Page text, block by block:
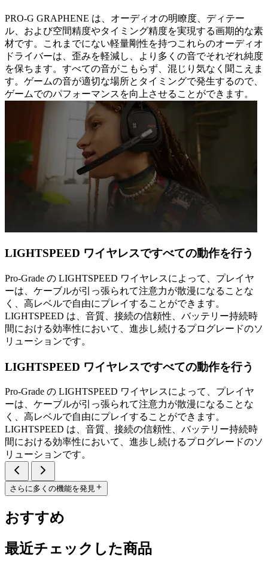
PRO-G GRAPHENE は、オーディオの明瞭度、ディテー
ル、および空間精度やタイミング精度を実現する画期的な素
材です。これまでにない軽量剛性を持つこれらのオーディオ
ドライバーは、歪みを軽減し、より多くの音でそれぞれ純度
を保ちます。すべての音がこもらず、混じり気なく聞こえま
す。ゲームの音が適切な場所とタイミングで発生するので、
ゲームでのパフォーマンスを向上させることができます。
LIGHTSPEED ワイヤレスですべての動作を行う
Pro-Grade の LIGHTSPEED ワイヤレスによって、プレイヤ
ーは、ケーブルが引っ張られて注意力が散漫になることな
く、高レベルで自由にプレイすることができます。
LIGHTSPEED は、音質、接続の信頼性、バッテリー持続時
間における効率性において、進歩し続けるプログレードのソ
リューションです。
LIGHTSPEED ワイヤレスですべての動作を行う
Pro-Grade の LIGHTSPEED ワイヤレスによって、プレイヤ
ーは、ケーブルが引っ張られて注意力が散漫になることな
く、高レベルで自由にプレイすることができます。
LIGHTSPEED は、音質、接続の信頼性、バッテリー持続時
間における効率性において、進歩し続けるプログレードのソ
リューションです。
さらに多くの機能を発見
おすすめ
最近チェックした商品